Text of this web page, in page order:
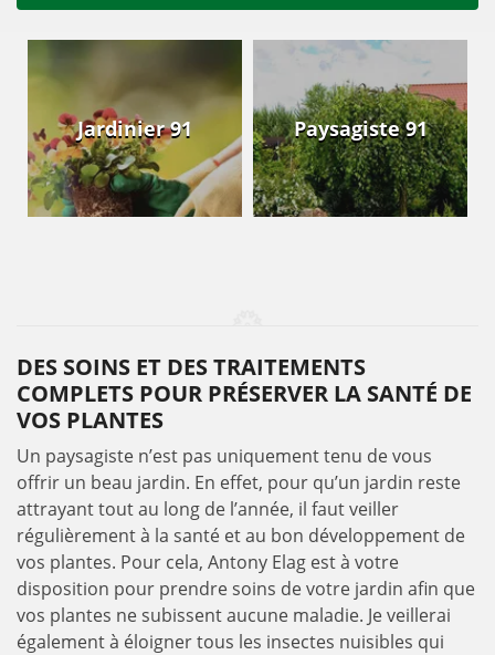
Jardinier 91 Paysagiste 91
DES SOINS ET DES TRAITEMENTS
COMPLETS POUR PRÉSERVER LA SANTÉ DE
VOS PLANTES
Un paysagiste n’est pas uniquement tenu de vous
offrir un beau jardin. En effet, pour qu’un jardin reste
attrayant tout au long de l’année, il faut veiller
régulièrement à la santé et au bon développement de
vos plantes. Pour cela, Antony Elag est à votre
disposition pour prendre soins de votre jardin afin que
vos plantes ne subissent aucune maladie. Je veillerai
également à éloigner tous les insectes nuisibles qui